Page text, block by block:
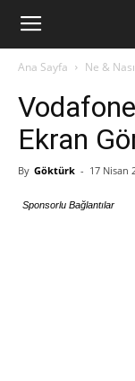
www.Teknoloji6.com
Ana Sayfa Ne &
Ekran
By Göktürk - 17 Nisan
Sponsorlu Bağlantılar